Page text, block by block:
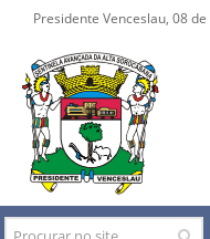
Presidente Venceslau, 08